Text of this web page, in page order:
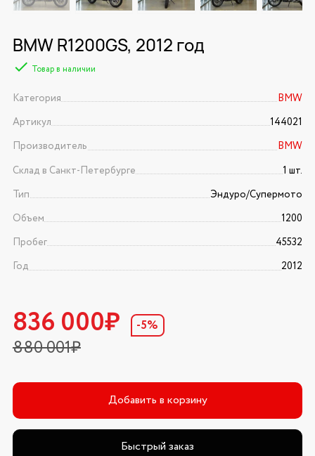
BMW R1200GS, 2012 год
Товар в наличии
Категория
BMW
Артикул
144021
Производитель
BMW
Склад в Санкт-Петербурге
1 шт.
Тип
Эндуро/Супермото
Объем
1200
Пробег
45532
Год
2012
836 000₽
880 001₽
-5%
Добавить в корзину
Быстрый заказ